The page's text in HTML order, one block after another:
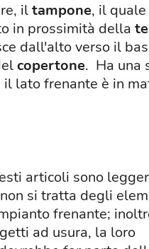
iltampone, il
in prossimità della
dall'alto verso il
copertone. Ha una
lato frenante è in
articoli sono
si tratta degli
frenante;
ad usura, la loro